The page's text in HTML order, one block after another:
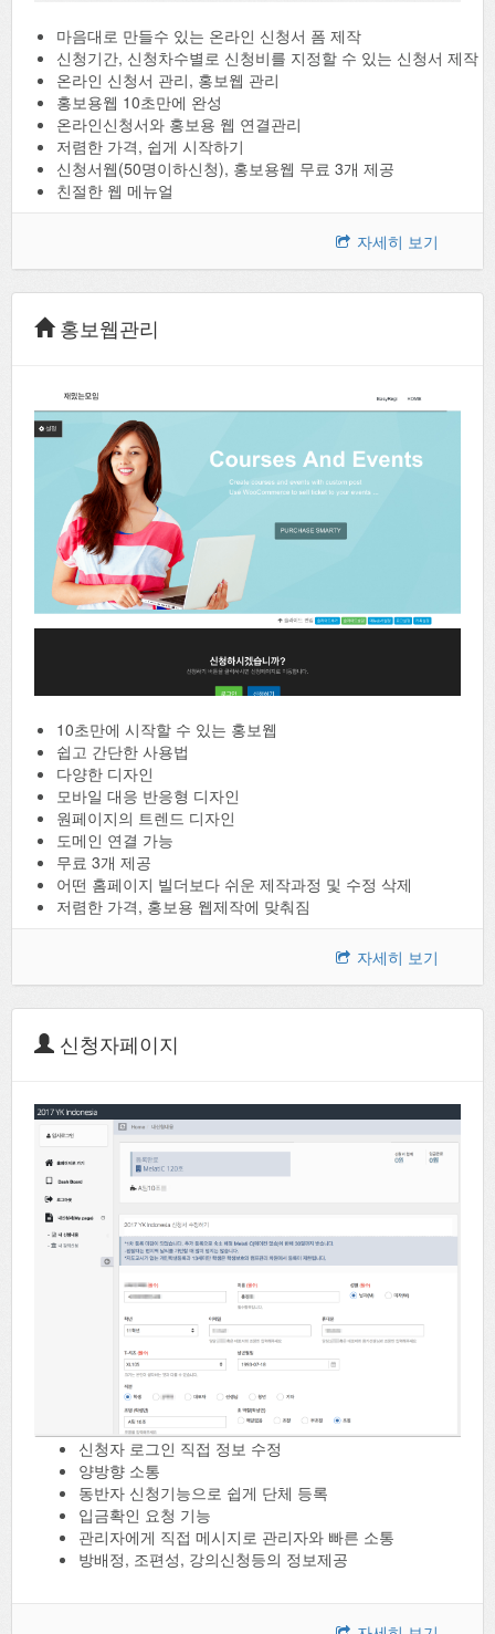
마음대로 만들수 있는 온라인 신청서 폼 제작
신청기간, 신청차수별로 신청비를 지정할 수 있는 신청서 제작
온라인 신청서 관리, 홍보웹 관리
홍보용웹 10초만에 완성
온라인신청서와 홍보용 웹 연결관리
저렴한 가격, 쉽게 시작하기
신청서웹(50명이하신청), 홍보용웹 무료 3개 제공
친절한 웹 메뉴얼
자세히 보기
홍보웹관리
10초만에 시작할 수 있는 홍보웹
쉽고 간단한 사용법
다양한 디자인
모바일 대응 반응형 디자인
원페이지의 트렌드 디자인
도메인 연결 가능
무료 3개 제공
어떤 홈페이지 빌더보다 쉬운 제작과정 및 수정 삭제
저렴한 가격, 홍보용 웹제작에 맞춰짐
자세히 보기
신청자페이지
신청자 로그인 직접 정보 수정
양방향 소통
동반자 신청기능으로 쉽게 단체 등록
입금확인 요청 기능
관리자에게 직접 메시지로 관리자와 빠른 소통
방배정, 조편성, 강의신청등의 정보제공